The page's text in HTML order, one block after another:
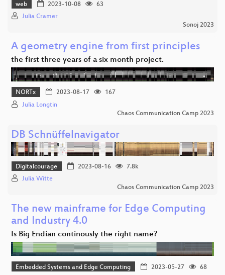
web 2023-10-08
63
Julia Cramer
Sonoj 2023
A geometry engine from first principles
the first three years of a six month project.
NORTx 2023-08-17
167
Julia Longtin
Chaos Communication Camp 2023
DB Schnüffelnavigator
Digitalcourage 2023-08-16
7.8k
Julia Witte
Chaos Communication Camp 2023
The new mainframe for Edge Computing
and Industry 4.0
Is Big Endian continously the right name?
Embedded Systems and Edge Computing 2023-05-27
68